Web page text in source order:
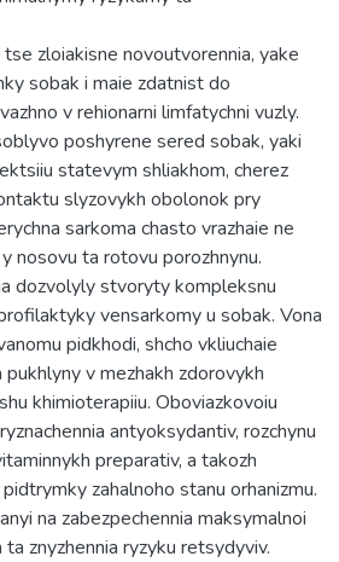
zloiakisne novoutvorennia, yake
sobak i maie zdatnist do
v rehionarni limfatychni vuzly.
poshyrene sered sobak, yaki
statevym shliakhom, cherez
slyzovykh obolonok pry
sarkoma chasto vrazhaie ne
nosovu ta rotovu porozhnynu.
dozvolyly stvoryty kompleksnu
vensarkomy u sobak. Vona
pidkhodi, shcho vkliuchaie
pukhlyny v mezhakh zdorovykh
khimioterapiiu. Oboviazkovoiu
antyoksydantiv, rozchynu
preparativ, a takozh
zahalnoho stanu orhanizmu.
na zabezpechennia maksymalnoi
znyzhennia ryzyku retsydyviv.